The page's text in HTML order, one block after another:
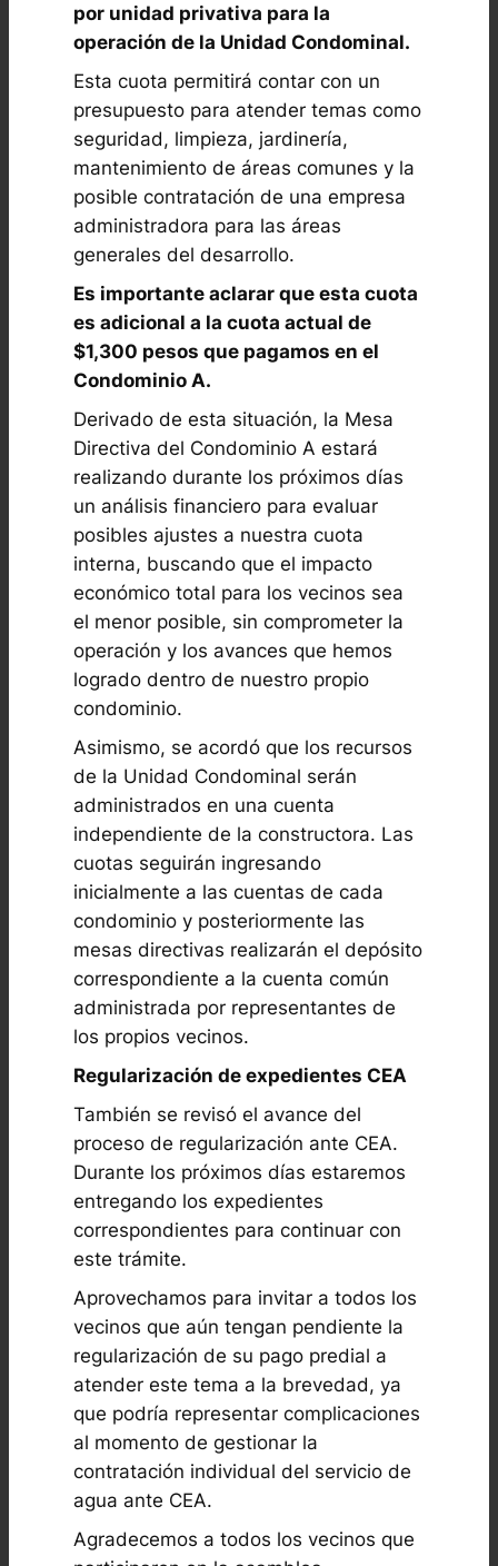
por unidad privativa para la
operación de la Unidad Condominal.
Esta cuota permitirá contar con un
presupuesto para atender temas como
seguridad, limpieza, jardinería,
mantenimiento de áreas comunes y la
posible contratación de una empresa
administradora para las áreas
generales del desarrollo.
Es importante aclarar que esta cuota
es adicional a la cuota actual de
$1,300 pesos que pagamos en el
Condominio A.
Derivado de esta situación, la Mesa
Directiva del Condominio A estará
realizando durante los próximos días
un análisis financiero para evaluar
posibles ajustes a nuestra cuota
interna, buscando que el impacto
económico total para los vecinos sea
el menor posible, sin comprometer la
operación y los avances que hemos
logrado dentro de nuestro propio
condominio.
Asimismo, se acordó que los recursos
de la Unidad Condominal serán
administrados en una cuenta
independiente de la constructora. Las
cuotas seguirán ingresando
inicialmente a las cuentas de cada
condominio y posteriormente las
mesas directivas realizarán el depósito
correspondiente a la cuenta común
administrada por representantes de
los propios vecinos.
Regularización de expedientes CEA
También se revisó el avance del
proceso de regularización ante CEA.
Durante los próximos días estaremos
entregando los expedientes
correspondientes para continuar con
este trámite.
Aprovechamos para invitar a todos los
vecinos que aún tengan pendiente la
regularización de su pago predial a
atender este tema a la brevedad, ya
que podría representar complicaciones
al momento de gestionar la
contratación individual del servicio de
agua ante CEA.
Agradecemos a todos los vecinos que